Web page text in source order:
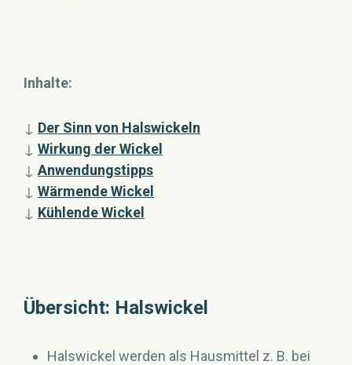
Inhalte:
↓ Der Sinn von Halswickeln
↓ Wirkung der Wickel
↓ Anwendungstipps
↓ Wärmende Wickel
↓ Kühlende Wickel
Übersicht: Halswickel
Halswickel werden als Hausmittel z. B. bei